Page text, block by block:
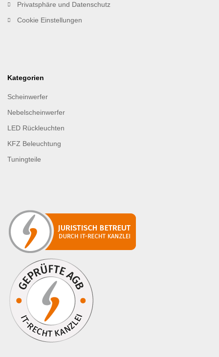
Privatsphäre und Datenschutz
Cookie Einstellungen
Kategorien
Scheinwerfer
Nebelscheinwerfer
LED Rückleuchten
KFZ Beleuchtung
Tuningteile